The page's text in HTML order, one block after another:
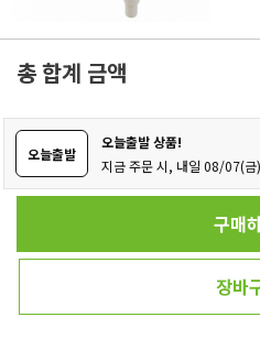
총 합계 금액
오늘출발
오늘출발 상품!
지금 주문 시, 내일 08/07(금
구매
장바